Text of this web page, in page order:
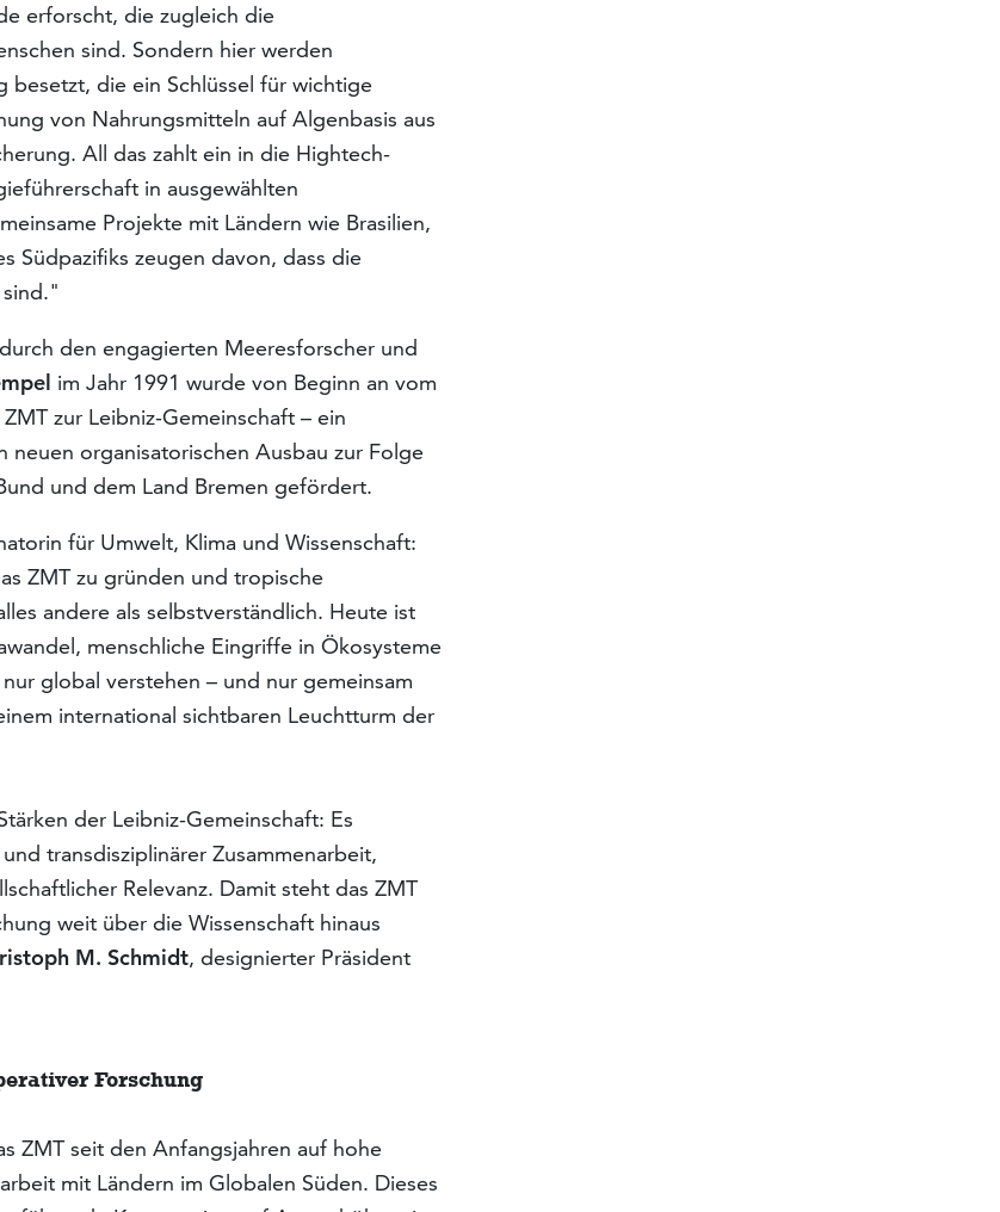
erforscht, die zugleich die
sind. Sondern hier werden
die ein Schlüssel für wichtige
von Nahrungsmitteln auf Algenbasis aus
All das zahlt ein in die Hightech-
in ausgewählten
Projekte mit Ländern wie Brasilien,
Südpazifiks zeugen davon, dass die
den engagierten Meeresforscher und
im Jahr 1991 wurde von Beginn an vom
zur Leibniz-Gemeinschaft – ein
organisatorischen Ausbau zur Folge
und dem Land Bremen gefördert.
für Umwelt, Klima und Wissenschaft:
ZMT zu gründen und tropische
andere als selbstverständlich. Heute ist
menschliche Eingriffe in Ökosysteme
global verstehen – und nur gemeinsam
international sichtbaren Leuchtturm der
der Leibniz-Gemeinschaft: Es
transdisziplinärer Zusammenarbeit,
Relevanz. Damit steht das ZMT
weit über die Wissenschaft hinaus
M. Schmidt, designierter Präsident
Forschung
ZMT seit den Anfangsjahren auf hohe
mit Ländern im Globalen Süden. Dieses